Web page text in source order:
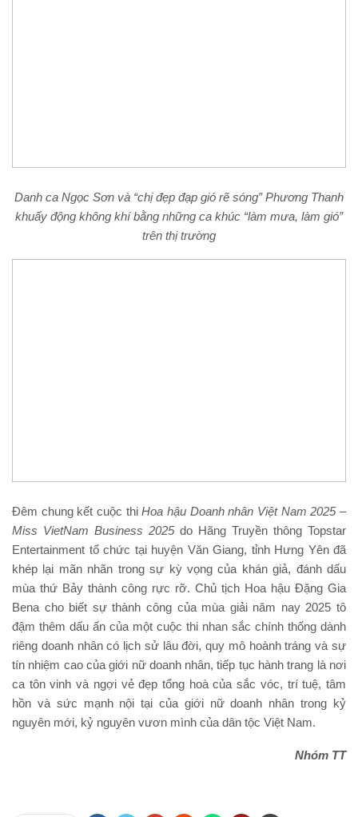
Danh ca Ngọc Sơn và “chị đẹp đạp gió rẽ sóng” Phương Thanh
khuấy động không khí bằng những ca khúc “làm mưa, làm gió”
trên thị trường
Đêm chung kết cuộc thiHoa hậu Doanh nhân Việt Nam 2025 –
Miss VietNam Business 2025 do Hãng Truyền thông Topstar
Entertainment tổ chức tại huyện Văn Giang, tỉnh Hưng Yên đã
khép lại mãn nhãn trong sự kỳ vọng của khán giả, đánh dấu
mùa thứ Bảy thành công rực rỡ. Chủ tịch Hoa hậu Đặng Gia
Bena cho biết sự thành công của mùa giải năm nay 2025 tô
đậm thêm dấu ấn của một cuộc thi nhan sắc chính thống dành
riêng doanh nhân có lịch sử lâu đời, quy mô hoành tráng và sự
tín nhiệm cao của giới nữ doanh nhân, tiếp tục hành trang là nơi
ca tôn vinh và ngợi vẻ đẹp tổng hoà của sắc vóc, trí tuệ, tâm
hồn và sức mạnh nội tại của giới nữ doanh nhân trong kỷ
nguyên mới, kỷ nguyên vươn mình của dân tộc Việt Nam.
Nhóm TT